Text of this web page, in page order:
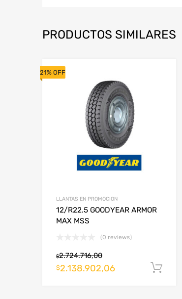
PRODUCTOS SIMILARES
21% OFF
LLANTAS EN PROMOCION
12/R22.5 GOODYEAR ARMOR
MAX MSS
(0 reviews)
$2.724.716,00
$2.138.902,06